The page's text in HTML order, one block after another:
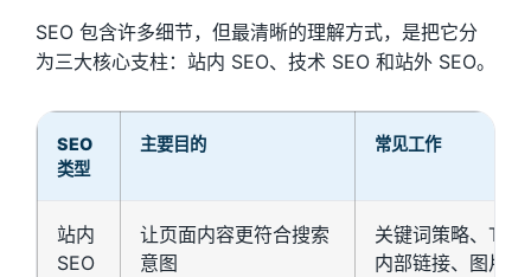
SEO 包含许多细节，但最清晰的理解方式，是把它分
为三大核心支柱：站内 SEO、技术 SEO 和站外 SEO。
SEO
类型
主要目的 常见工作
站内
SEO
让页面内容更符合搜索
意图
关键词策略、
内部链接、图片